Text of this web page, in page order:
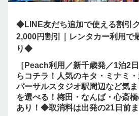
◆LINE友だち追加で使える割引
2,000円割引｜レンタカー利用で
り◆
［Peach利用／新千歳発／1泊2
らコチラ！人気のキタ・ミナミ
バーサルスタジオ駅周辺など気
を選べる！梅田・なんば・心斎
あり！◆取消料は出発の21日前ま